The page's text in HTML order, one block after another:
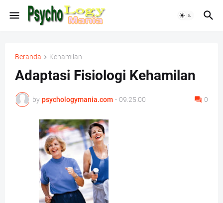
Beranda Kehamilan
Adaptasi Fisiologi Kehamilan
by psychologymania.com - 09.25.00 0